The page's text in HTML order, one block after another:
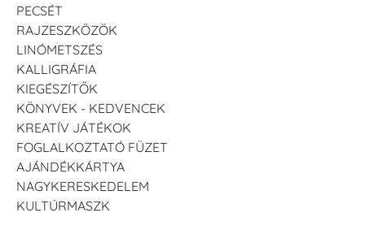
PECSÉT
RAJZESZKÖZÖK
LINÓMETSZÉS
KALLIGRÁFIA
KIEGÉSZÍTŐK
KÖNYVEK - KEDVENCEK
KREATÍV JÁTÉKOK
FOGLALKOZTATÓ FÜZET
AJÁNDÉKKÁRTYA
NAGYKERESKEDELEM
KULTÚRMASZK